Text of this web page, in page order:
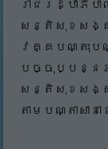
រាជរដ្ឋាភិប
សន្តិសុខសង្គ
វគ្គបណ្តុះប
បច្ចុប្បន្នភ
សន្តិសុខសង្
តាមបណ្តាសា